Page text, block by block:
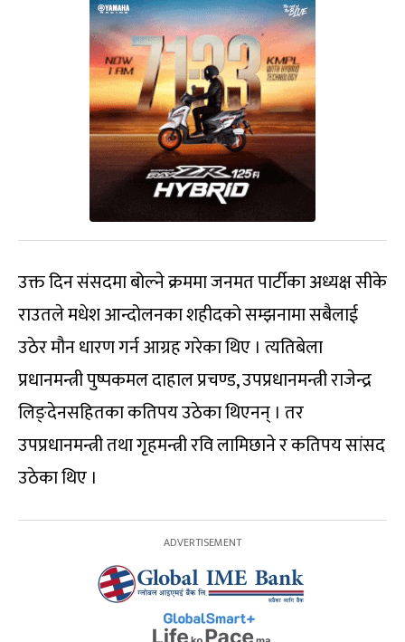
उक्त दिन संसदमा बोल्ने क्रममा जनमत पार्टीका अध्यक्ष सीके
राउतले मधेश आन्दोलनका शहीदको सम्झनामा सबैलाई
उठेर मौन धारण गर्न आग्रह गरेका थिए । त्यतिबेला
प्रधानमन्त्री पुष्पकमल दाहाल प्रचण्ड, उपप्रधानमन्त्री राजेन्द्र
लिङ्देनसहितका कतिपय उठेका थिएनन् । तर
उपप्रधानमन्त्री तथा गृहमन्त्री रवि लामिछाने र कतिपय सांसद
उठेका थिए ।